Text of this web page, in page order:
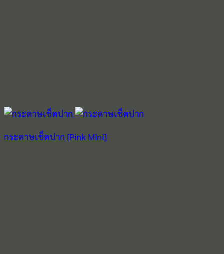
กระดาษเช็ดปาก [Pink Mini]